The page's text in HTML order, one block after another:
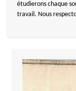
étudierons chaque
travail. Nous